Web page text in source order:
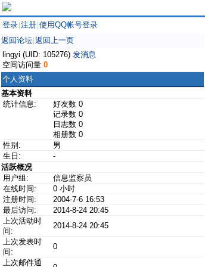
登录 注册 使用QQ帐号登录
返回论坛 返回上一页
lingyi (UID: 105276) 发消息
空间访问量 0
个人资料
基本资料
统计信息:
好友数 0
记录数 0
日志数 0
相册数 0
性别:
男
生日:
-
活跃概况
用户组:
信息监察员
在线时间:
0 小时
注册时间:
2004-7-6 16:53
最后访问:
2014-8-24 20:45
上次活动时
间:
2014-8-24 20:45
上次发表时
间:
0
上次邮件通